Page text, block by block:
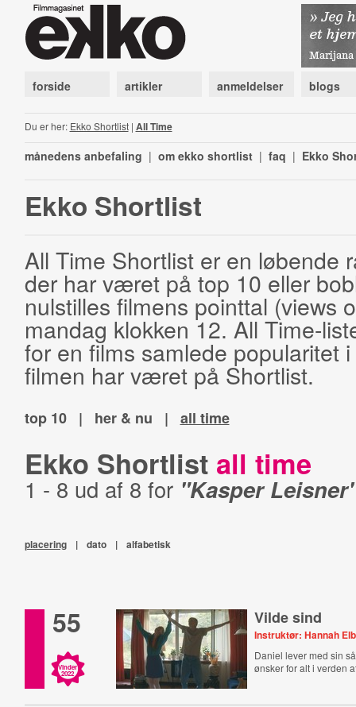
forside artikler anmeldelser blogs
Du er her: Ekko Shortlist| All Time
månedens anbefaling | om ekko shortlist | faq | Ekko
Ekko Shortlist
All Time Shortlist er en løbende
der har været på top 10 eller
nulstilles filmens pointtal (views
mandag klokken 12. All Time-
for en films samlede popularitet
filmen har været på Shortlist.
top 10 | her & nu | all time
Ekko Shortlist all time
1 - 8 ud af 8 for "Kasper
placering | dato | alfabetisk
55
Vinder
2022
Vilde sind
Instruktør: Hannah
Daniel lever med sin
ønsker for alt i verden